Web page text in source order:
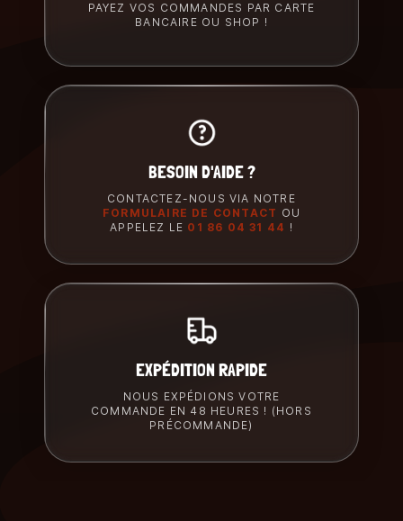
PAYEZ VOS COMMANDES PAR CARTE
BANCAIRE OU SHOP !
BESOIN D'AIDE ?
CONTACTEZ-NOUS VIA NOTRE
FORMULAIRE DE CONTACT OU
APPELEZ LE 01 86 04 31 44 !
EXPÉDITION RAPIDE
NOUS EXPÉDIONS VOTRE
COMMANDE EN 48 HEURES ! (HORS
PRÉCOMMANDE)